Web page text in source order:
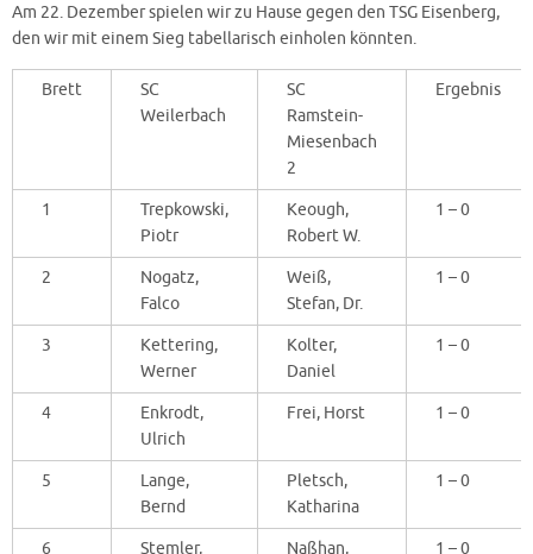
Am 22. Dezember spielen wir zu Hause gegen den TSG Eisenberg,
den wir mit einem Sieg tabellarisch einholen könnten.
Brett
SC
Weilerbach
SC
Ramstein-
Miesenbach
2
Ergebnis
1
Trepkowski,
Piotr
Keough,
Robert W.
1 – 0
2
Nogatz,
Falco
Weiß,
Stefan, Dr.
1 – 0
3
Kettering,
Werner
Kolter,
Daniel
1 – 0
4
Enkrodt,
Ulrich
Frei, Horst 1 – 0
5
Lange,
Bernd
Pletsch,
Katharina
1 – 0
6 Stemler, Naßhan, 1 – 0